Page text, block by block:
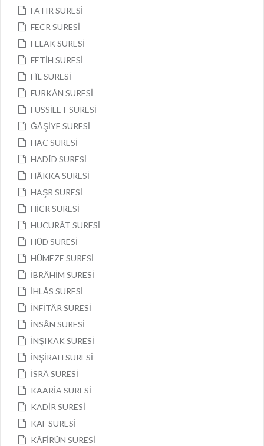
FATIR SURESİ
FECR SURESİ
FELAK SURESİ
FETİH SURESİ
FÎL SURESİ
FURKÂN SURESİ
FUSSİLET SURESİ
ĞÂŞİYE SURESİ
HAC SURESİ
HADÎD SURESİ
HÂKKA SURESİ
HAŞR SURESİ
HİCR SURESİ
HUCURÂT SURESİ
HÛD SURESİ
HÜMEZE SURESİ
İBRÂHİM SURESİ
İHLÂS SURESİ
İNFİTÂR SURESİ
İNSÂN SURESİ
İNŞIKAK SURESİ
İNŞİRAH SURESİ
İSRÂ SURESİ
KAARİA SURESİ
KADİR SURESİ
KAF SURESİ
KÂFİRÛN SURESİ